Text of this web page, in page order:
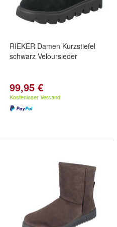
RIEKER Damen Kurzstiefel
schwarz Veloursleder
99,95 €
Kostenloser Versand